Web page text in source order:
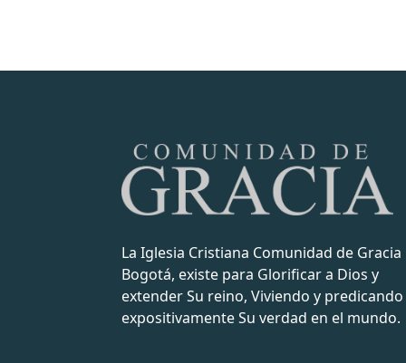
La Iglesia Cristiana Comunidad de Gracia
Bogotá, existe para Glorificar a Dios y
extender Su reino, Viviendo y predicando
expositivamente Su verdad en el mundo.